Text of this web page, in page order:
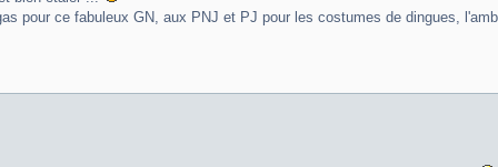
pour ce fabuleux GN, aux PNJ et PJ pour les costumes de dingues,